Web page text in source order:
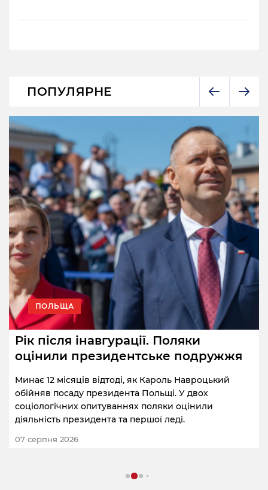
ПОПУЛЯРНЕ
ПОЛЬЩА
Рік після інавгурації. Поляки
оцінили президентське подружжя
Минає 12 місяців відтоді, як Кароль Навроцький
обійняв посаду президента Польщі. У двох
соціологічних опитуваннях поляки оцінили
діяльність президента та першої леді.
07 серпня 2026